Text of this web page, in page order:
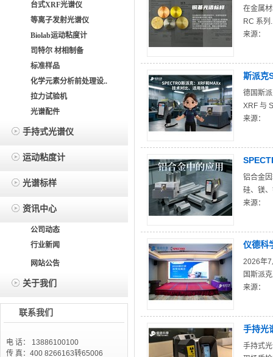
台式XRF光谱仪
等离子发射光谱仪
Biolab运动粘度计
司特尔 材相制备
标准样品
化学元素分析前处理设..
拉力试验机
光谱配件
手持式光谱仪
运动粘度计
光谱标样
资讯中心
公司动态
行业新闻
网站公告
关于我们
联系我们
电 话： 13886100100
传 真：400 8266163转65006
在金属
RC 系
来源：
斯派克
德国斯
XRF 与
来源：
铝合金
硅、镁
来源：
仪德科
2026年7
国斯派
来源：
手持光
手持式